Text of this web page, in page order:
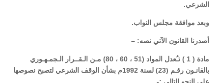
الشرعي.
وبعد موافقة مجلس النواب.
أصدرنا القانون الآتي نصه: –
مادة ( 1 ) تـُعدل المواد (51 ، 60 ، 80) مـن الـقــرار الـجمـهـوري
بالقانـون رقـم (23) لسنة 1992م بشأن الوقف الشرعي لتصبح نصوصها